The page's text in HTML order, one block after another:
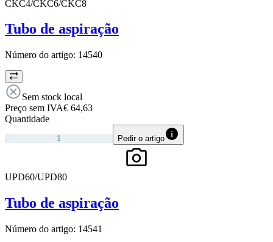
CKC4/CKC6/CKC8
Tubo de aspiração
Número do artigo: 14540
Sem stock local
Preço sem IVA€ 64,63
Quantidade
Pedir o artigo
UPD60/UPD80
Tubo de aspiração
Número do artigo: 14541